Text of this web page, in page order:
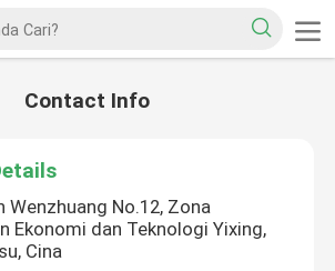
Contact Info
Wenzhuang No.12, Zona
Ekonomi dan Teknologi Yixing,
Cina